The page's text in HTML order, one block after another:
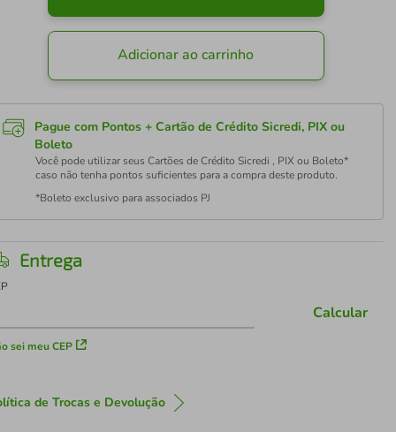
Adicionar ao carrinho
Pague com Pontos + Cartão de Crédito Sicredi, PIX ou
Boleto
Você pode utilizar seus Cartões de Crédito Sicredi , PIX ou Boleto*
caso não tenha pontos suficientes para a compra deste produto.
*Boleto exclusivo para associados PJ
Entrega
sei meu CEP
Calcular
de Trocas e Devolução